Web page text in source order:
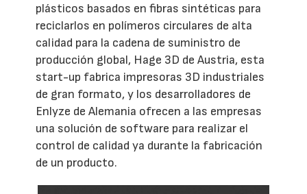
plásticos basados en fibras sintéticas para
reciclarlos en polímeros circulares de alta
calidad para la cadena de suministro de
producción global, Hage 3D de Austria, esta
start-up fabrica impresoras 3D industriales
de gran formato, y los desarrolladores de
Enlyze de Alemania ofrecen a las empresas
una solución de software para realizar el
control de calidad ya durante la fabricación
de un producto.